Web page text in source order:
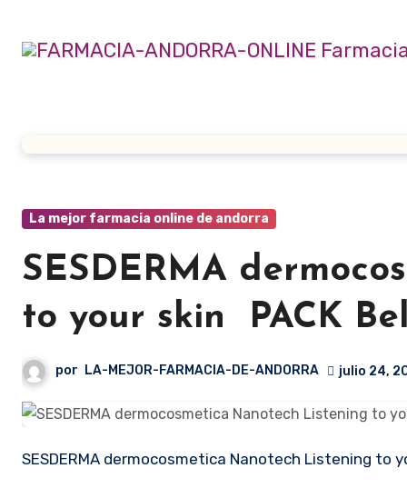
contenido
La mejor farmacia online de andorra
SESDERMA
to your skin PACK
por LA-MEJOR-FARMACIA-DE-ANDORRA julio 24,
SESDERMA dermocosmetica Nanotech Listening to